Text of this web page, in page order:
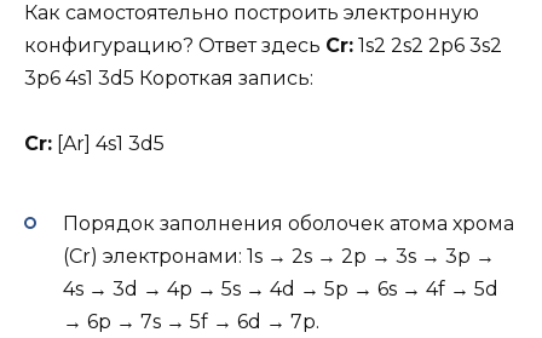
Как самостоятельно построить электронную
конфигурацию? Ответ здесь Cr: 1s2 2s2 2p6 3s2
3p6 4s1 3d5 Короткая запись:
Cr: [Ar] 4s1 3d5
Порядок заполнения оболочек атома хрома
(Cr) электронами: 1s → 2s → 2p → 3s → 3p →
4s → 3d → 4p → 5s → 4d → 5p → 6s → 4f → 5d
→ 6p → 7s → 5f → 6d → 7p.